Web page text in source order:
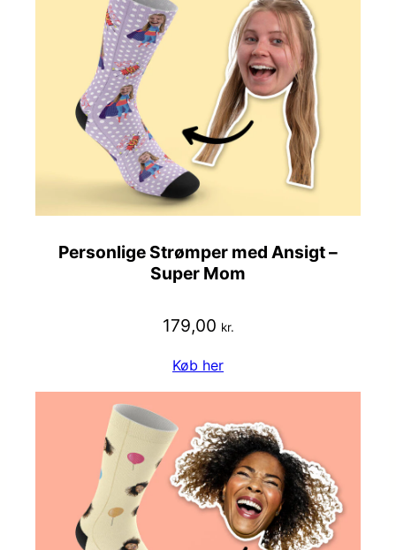
Personlige Strømper med Ansigt –
Super Mom
179,00 kr.
Køb her